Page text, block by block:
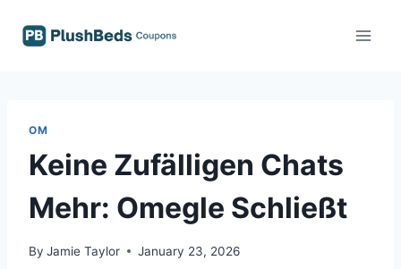
OM
Keine Zufälligen Chats
Mehr: Omegle Schließt
By Jamie Taylor January 23, 2026